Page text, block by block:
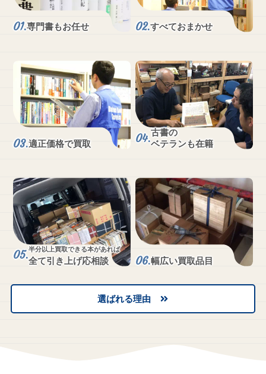
専門書もお任せ すべておまかせ
適正価格で買取
古書の
ベテランも在籍
半分以上買取できる本があれば
全て引き上げ応相談 幅広い買取品目
選ばれる理由